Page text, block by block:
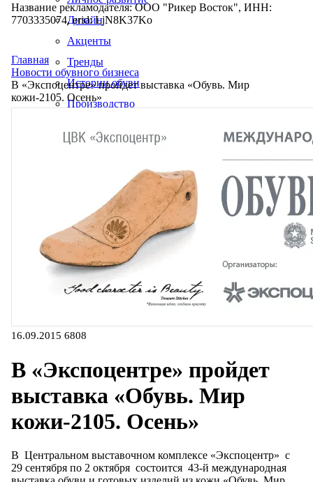
Дизайн
Акценты
Тренды
Истории обуви
Производство
Название рекламодателя: ООО "Рикер Восток", ИНН:
7703335074, erid: LjN8K37Ko
Главная
Новости обувного бизнеса
В «Экспоцентре» пройдет выставка «Обувь. Мир
кожи-2105. Осень»
16.09.2015 6808
В «Экспоцентре» пройдет
выставка «Обувь. Мир
кожи-2105. Осень»
В Центральном выставочном комплексе «Экспоцентр» с
29 сентября по 2 октября состоится 43-й международная